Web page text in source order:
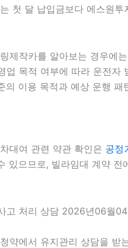
첫 달 납입금보다 에스원
제작카를 알아보는 경우에
업 목적 여부에 따라 운전
의 이용 목적과 예상 운행
대여 관련 약관 확인은 공정
있으므로, 빌라임대 계약
고 처리 상담 2026년06월
약에서 유지관리 상담을 받